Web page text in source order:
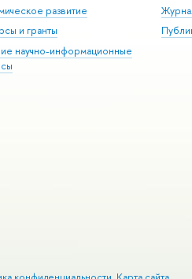
развитие
и гранты
научно-информационные